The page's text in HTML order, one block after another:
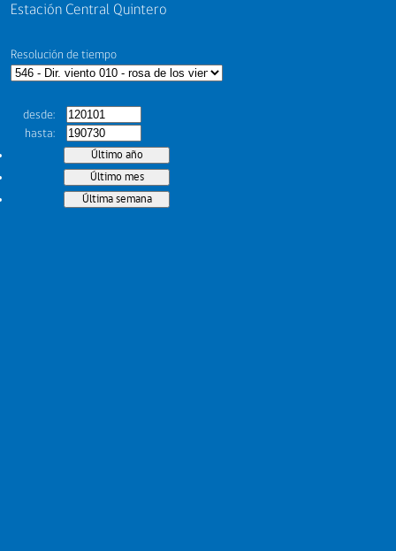
Estación Central Quintero
Resolución de tiempo
desde
hasta